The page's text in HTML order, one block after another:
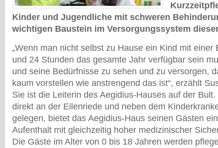
Kinder und Jugendliche mit schweren
wichtigen Baustein im Versorgungssystem
„Wenn man nicht selbst zu Hause ein Kind mit einer
und 24 Stunden das gesamte Jahr verfügbar sein
und seine Bedürfnisse zu sehen und zu versorgen,
kaum vorstellen wie anstrengend das ist“, erzählt
Sie ist die Leiterin des Aegidius-Hauses auf der
direkt an der Eilenriede und neben dem
gelegen, bietet das Aegidius-Haus seinen Gästen
Aufenthalt mit gleichzeitig hoher medizinischer
Die Gäste im Alter von 0 bis 18 Jahren werden